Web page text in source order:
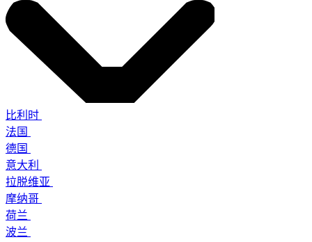
比利时
法国
德国
意大利
拉脱维亚
摩纳哥
荷兰
波兰